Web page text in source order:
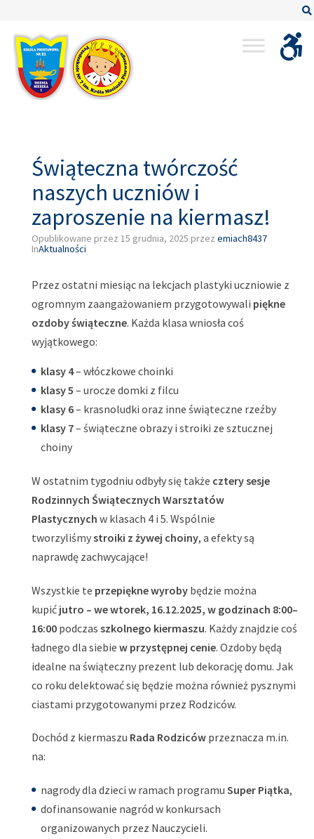
twórczość
naszych
uczniów
kiermasz!Świąteczna twórczość
naszych uczniów i
zaproszenie na kiermasz!
Opublikowane przez 15 grudnia, 2025 przez emiach8437
InAktualności
Przez ostatni miesiąc na lekcjach plastyki uczniowie z
ogromnym zaangażowaniem przygotowywali piękne
ozdoby świąteczne. Każda klasa wniosła coś
wyjątkowego:
klasy 4– włóczkowe choinki
klasy 5 – urocze domki z filcu
klasy 6– krasnoludki oraz inne świąteczne rzeźby
klasy 7– świąteczne obrazy i stroiki ze sztucznej
choiny
W ostatnim tygodniu odbyły się także cztery sesje
Rodzinnych Świątecznych Warsztatów
Plastycznych w klasach 4 i 5. Wspólnie
tworzyliśmystroiki z żywej choiny, a efekty są
naprawdę zachwycające!
Wszystkie te przepiękne wyroby będzie można
kupić jutro – we wtorek, 16.12.2025, w godzinach 8:00–
16:00 podczas szkolnego kiermaszu. Każdy znajdzie coś
ładnego dla siebie w przystępnej cenie. Ozdoby będą
idealne na świąteczny prezent lub dekorację domu. Jak
co roku delektować się będzie można również pysznymi
ciastami przygotowanymi przez Rodziców.
Dochód z kiermaszu Rada Rodziców przeznacza m.in.
na:
nagrody dla dzieci w ramach programu Super Piątka,
dofinansowanie nagród w konkursach
organizowanych przez Nauczycieli.